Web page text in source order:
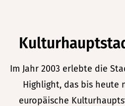
Im Jahr 2003 erlebte die
Highlight, das bis heute
europäische